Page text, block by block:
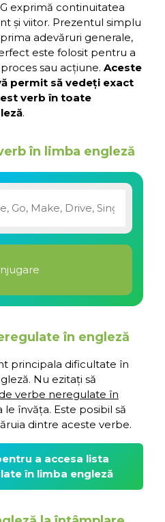
exprimă continuitatea
și viitor. Prezentul simplu
adevăruri generale,
este folosit pentru a
sau acțiune. Aceste
permit să vedeți exact
verb în toate
.
în limba engleză
în engleză
principala dificultate în
Nu ezitați să
verbe neregulate în
le învăța. Este posibil să
dintre aceste verbe.
a accesa lista
în limba engleză